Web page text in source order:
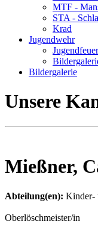
MTF -
STA -
Krad
Jugendwehr
Bildergalerie
Unsere
Mießner,
Abteilung(en): Kinder-
Oberlöschmeister/in